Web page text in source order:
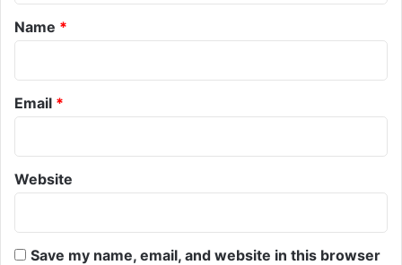
*
Name *
Email *
Website
Save my name, email, and website in this browser